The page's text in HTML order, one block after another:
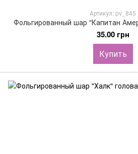
Артикул: pv_845
Фольгированный шар "Капитан
35.00 грн
Купить